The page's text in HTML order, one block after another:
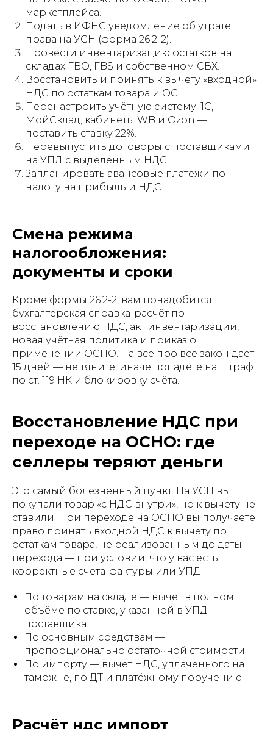
маркетплейса.
Подать в ИФНС уведомление об утрате
права на УСН (форма 26.2-2).
Провести инвентаризацию остатков на
складах FBO, FBS и собственном СВХ.
Восстановить и принять к вычету «входной»
НДС по остаткам товара и ОС.
Перенастроить учётную систему: 1С,
МойСклад, кабинеты WB и Ozon —
поставить ставку 22%.
Перевыпустить договоры с поставщиками
на УПД с выделенным НДС.
Запланировать авансовые платежи по
налогу на прибыль и НДС.
Смена режима
налогообложения:
документы и сроки
Кроме формы 26.2-2, вам понадобится
бухгалтерская справка-расчёт по
восстановлению НДС, акт инвентаризации,
новая учётная политика и приказ о
применении ОСНО. На всё про всё закон даёт
15 дней — не тяните, иначе попадёте на штраф
по ст. 119 НК и блокировку счёта.
Восстановление НДС при
переходе на ОСНО: где
селлеры теряют деньги
Это самый болезненный пункт. На УСН вы
покупали товар «с НДС внутри», но к вычету не
ставили. При переходе на ОСНО вы получаете
право принять входной НДС к вычету по
остаткам товара, не реализованным до даты
перехода — при условии, что у вас есть
корректные счета-фактуры или УПД.
По товарам на складе — вычет в полном
объёме по ставке, указанной в УПД
поставщика.
По основным средствам —
пропорционально остаточной стоимости.
По импорту — вычет НДС, уплаченного на
таможне, по ДТ и платёжному поручению.
Расчёт ндс импорт